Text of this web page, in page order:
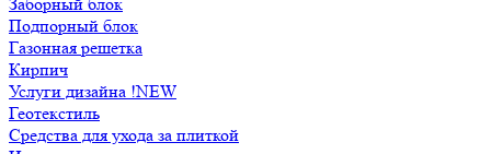
Подпорный блок
Газонная решетка
Кирпич
Услуги дизайна !NEW
Геотекстиль
Средства для ухода за плиткой